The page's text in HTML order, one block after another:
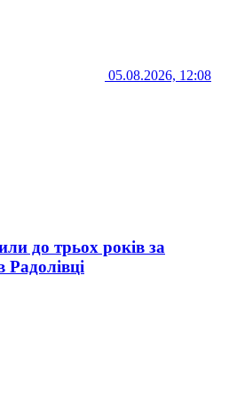
05.08.2026, 12:08
до трьох років за